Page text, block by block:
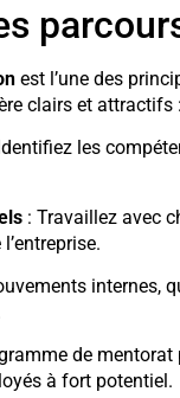
est l’une des
clairs et attractifs :
les
: Travaillez avec
internes,
de
à fort potentiel.